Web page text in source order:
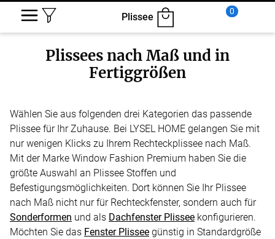
Plissee
0
Plissees nach Maß und in
Fertiggrößen
Wählen Sie aus folgenden drei Kategorien das passende
Plissee für Ihr Zuhause. Bei LYSEL HOME gelangen Sie mit
nur wenigen Klicks zu Ihrem Rechteckplissee nach Maß.
Mit der Marke Window Fashion Premium haben Sie die
größte Auswahl an Plissee Stoffen und
Befestigungsmöglichkeiten. Dort können Sie Ihr Plissee
nach Maß nicht nur für Rechteckfenster, sondern auch für
Sonderformen und als Dachfenster Plissee konfigurieren.
Möchten Sie das Fenster Plissee günstig in Standardgröße